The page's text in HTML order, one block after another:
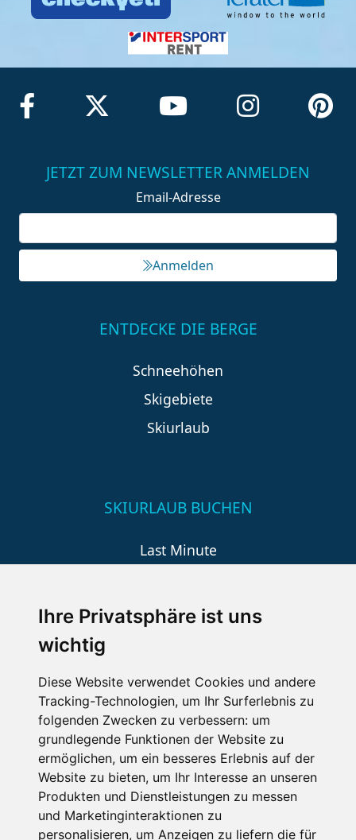
Ihre Privatsphäre ist uns
wichtig
Diese Website verwendet Cookies und andere
Tracking-Technologien, um Ihr Surferlebnis zu
folgenden Zwecken zu verbessern: um
grundlegende Funktionen der Website zu
ermöglichen, um ein besseres Erlebnis auf der
Website zu bieten, um Ihr Interesse an unseren
Produkten und Dienstleistungen zu messen
und Marketinginteraktionen zu
personalisieren, um Anzeigen zu liefern die für
JETZT ZUM NEWSLETTER ANMELDEN
Email-Adresse
Anmelden
ENTDECKE DIE BERGE
Schneehöhen
Skigebiete
Skiurlaub
SKIURLAUB BUCHEN
Last Minute
Wellness
SCHNEEHÖHEN SKI APP
Die Schneehoehen Ski APP für iOS und Android - Ein
Muss für alle Wintersportler und Schneefreaks!